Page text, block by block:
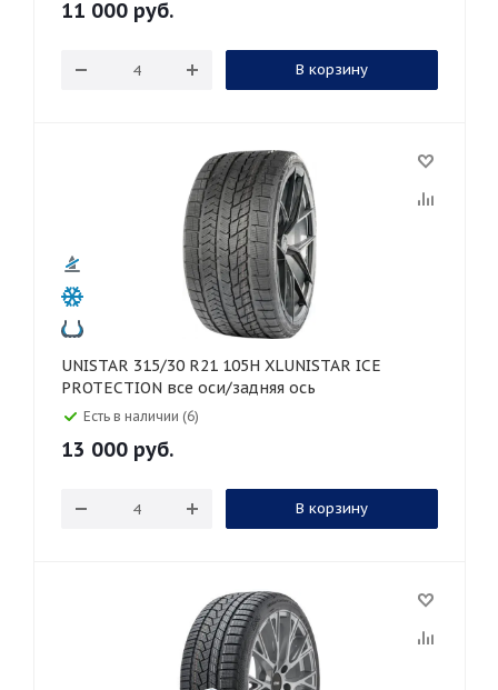
11 000 руб.
В корзину
UNISTAR 315/30 R21 105H XLUNISTAR ICE
PROTECTION все оси/задняя ось
Есть в наличии (6)
13 000 руб.
В корзину